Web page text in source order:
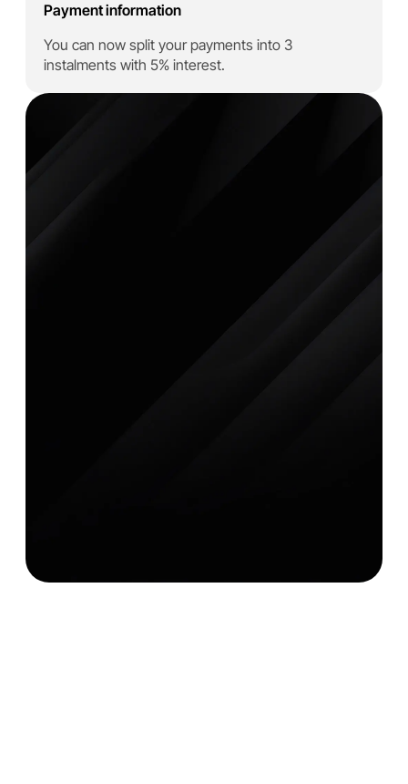
Payment information
You can now split your payments into 3
instalments with 5% interest.